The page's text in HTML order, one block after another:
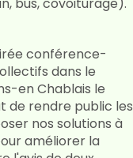
conférence-
dans le
en Chablais le
de rendre public les
nos solutions à
améliorer la